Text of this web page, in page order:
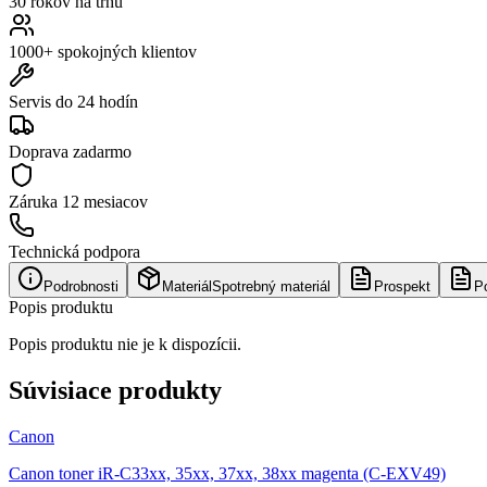
1000+ spokojných klientov
Servis do 24 hodín
Doprava zadarmo
Záruka 12 mesiacov
Technická podpora
Podrobnosti Materiál Spotrebný materiál Prospekt
Popis produktu
Popis produktu nie je k dispozícii.
Súvisiace produkty
Canon
Canon toner iR-C33xx, 35xx, 37xx, 38xx magenta (C-EXV49)